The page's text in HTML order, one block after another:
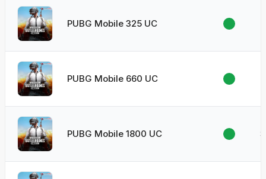
PUBG Mobile 325 UC
PUBG Mobile 660 UC
PUBG Mobile 1800 UC